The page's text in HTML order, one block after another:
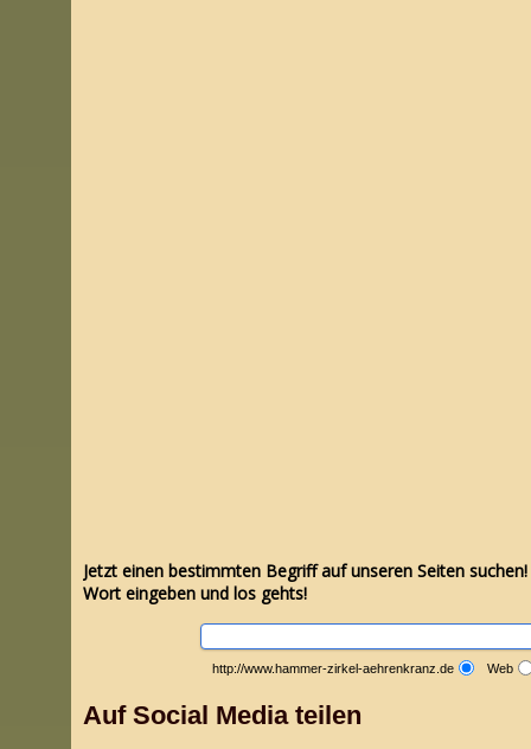
Jetzt einen bestimmten Begriff auf unseren Seiten suchen!
Wort eingeben und los gehts!
http://www.hammer-zirkel-aehrenkranz.de Web
Auf Social Media teilen